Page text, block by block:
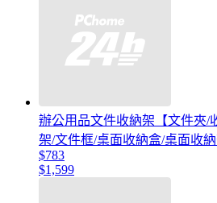
辦公用品文件收納架【文件夾/
架/文件框/桌面收納盒/桌面收納
$783
$1,599